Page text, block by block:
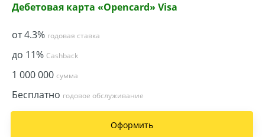
Дебетовая карта «Opencard» Visa
от 4.3% годовая ставка
до 11% Cashback
1 000 000 сумма
Бесплатно годовое обслуживание
Оформить